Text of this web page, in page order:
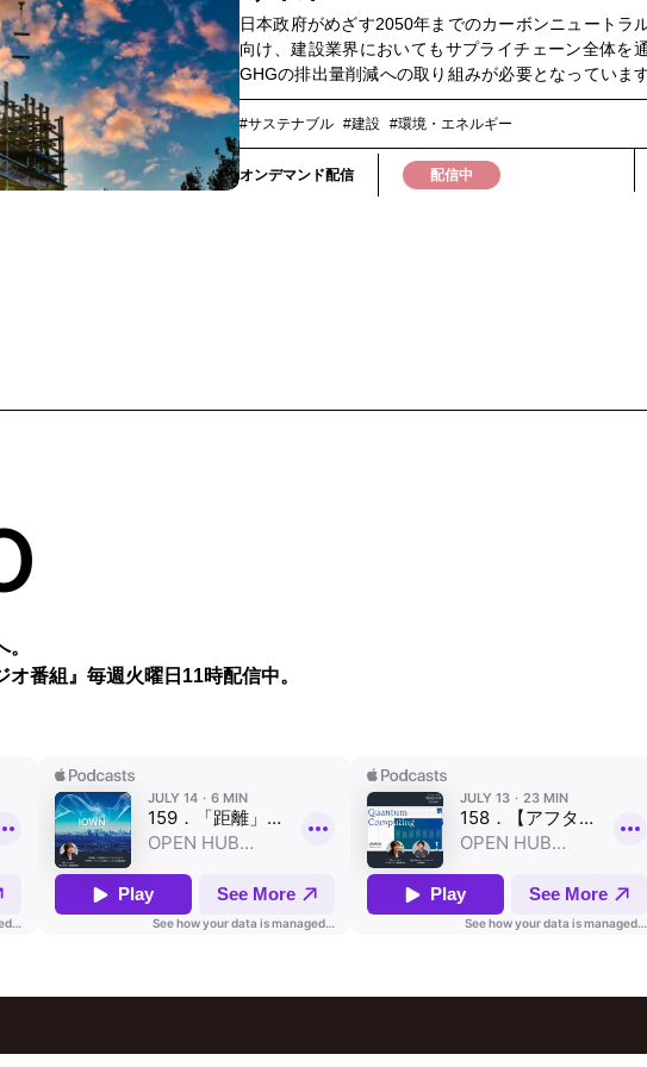
境意識の向上と地域連携の取り組みや、森林資源を活
教育・地域共創の実践事例についてもご紹介します。
や地域活性化に取り組む皆さまにとって、実践的で有
報が得られるウェビナーです。ぜひご視聴ください
ような方におすすめ▼・企業のGXサステナビリティ
者 森林など地域資源を活用したGX施策に関心が
クレジットの発行・活用に関与している方・観光・地
日本政府がめざす2050年までのカーボンニュートラ
向け、建設業界においてもサプライチェーン全体を
GHGの排出量削減への取り組みが必要となっています
量削減にあたっては、建設現場の重機の利用状況や
用量などの情報や、取引先からの資材重量などの一次
の収集とその効率化が必要です。そこで、建設業界
知見を持つネクストフィールド、建設業界のサプライ
ンを支える伊藤忠丸紅鉄鋼、データ活用などを通じ企
ューションの検討を2024年11月より行ってきました
ビナーでは、現在建設業界の現場で抱える課題とそ
#サステナブル #建設 #環境・エネルギー
オンデマンド配信 配信中
オ番組』 毎週火曜日11時配信中。